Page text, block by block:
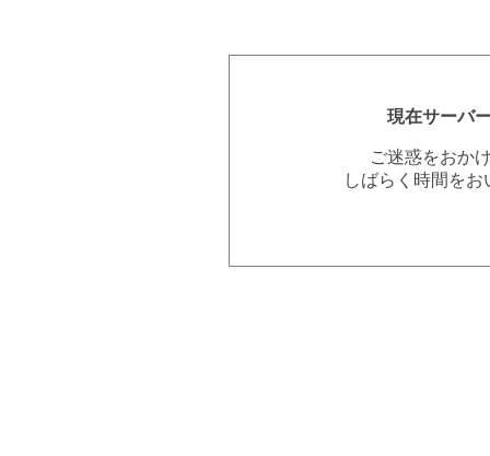
現在サーバ
ご迷惑をおか
しばらく時間を